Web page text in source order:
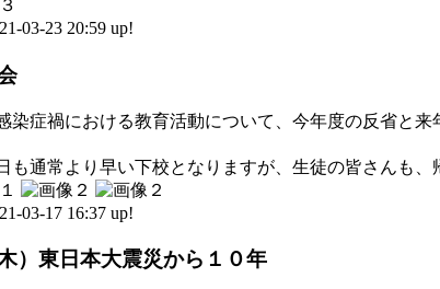
03-23 20:59 up!
症禍における教育活動について、今年度の反省と
通常より早い下校となりますが、生徒の皆さんも、
03-17 16:37 up!
）東日本大震災から１０年